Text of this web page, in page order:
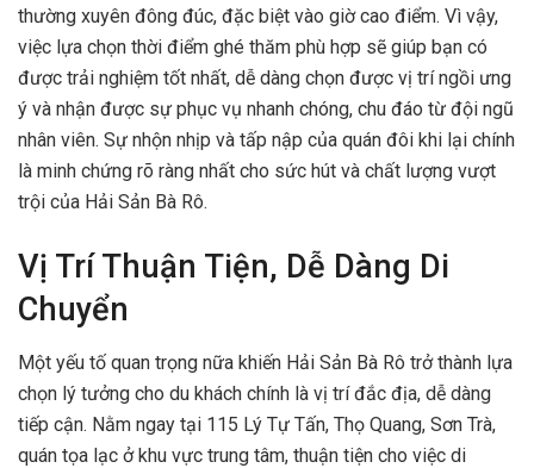
thường xuyên đông đúc, đặc biệt vào giờ cao điểm. Vì vậy,
việc lựa chọn thời điểm ghé thăm phù hợp sẽ giúp bạn có
được trải nghiệm tốt nhất, dễ dàng chọn được vị trí ngồi ưng
ý và nhận được sự phục vụ nhanh chóng, chu đáo từ đội ngũ
nhân viên. Sự nhộn nhịp và tấp nập của quán đôi khi lại chính
là minh chứng rõ ràng nhất cho sức hút và chất lượng vượt
trội của Hải Sản Bà Rô.
Vị Trí Thuận Tiện, Dễ Dàng Di
Chuyển
Một yếu tố quan trọng nữa khiến Hải Sản Bà Rô trở thành lựa
chọn lý tưởng cho du khách chính là vị trí đắc địa, dễ dàng
tiếp cận. Nằm ngay tại 115 Lý Tự Tấn, Thọ Quang, Sơn Trà,
quán tọa lạc ở khu vực trung tâm, thuận tiện cho việc di